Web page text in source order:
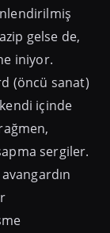
gelse de,
iniyor.
(öncü sanat)
içinde
sergiler.